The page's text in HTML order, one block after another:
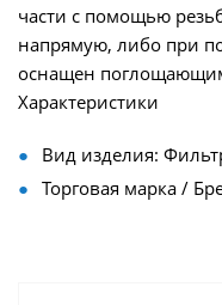
части с помощью
напрямую, либо при
оснащен
Характеристики
Вид изделия:
Торговая марка /